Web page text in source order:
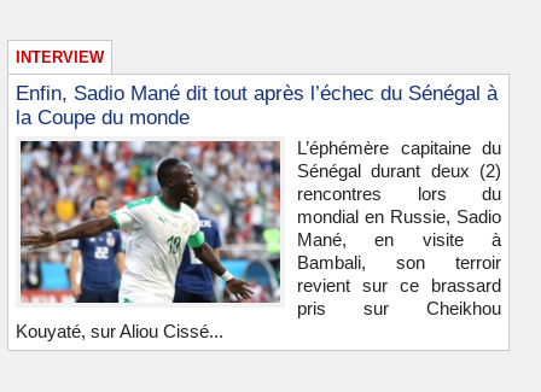
INTERVIEW
Enfin, Sadio Mané dit tout après l’échec du Sénégal à
la Coupe du monde
L’éphémère capitaine du
Sénégal durant deux (2)
rencontres lors du
mondial en Russie, Sadio
Mané, en visite à
Bambali, son terroir
revient sur ce brassard
pris sur Cheikhou
Kouyaté, sur Aliou Cissé...